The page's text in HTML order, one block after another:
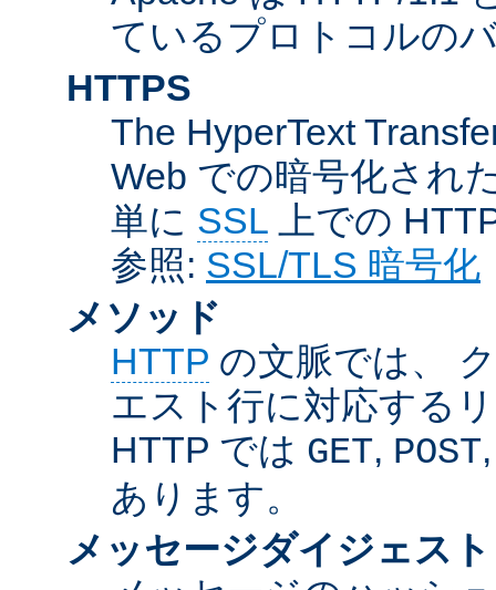
ているプロトコルの
HTTPS
The HyperText
Web での暗号化され
単に SSL 上での
参照: SSL/TLS 暗号化
メソッド
HTTP の文脈では、
エスト行に対応する
HTTP では GET, POST
あります。
メッセージダイジェスト